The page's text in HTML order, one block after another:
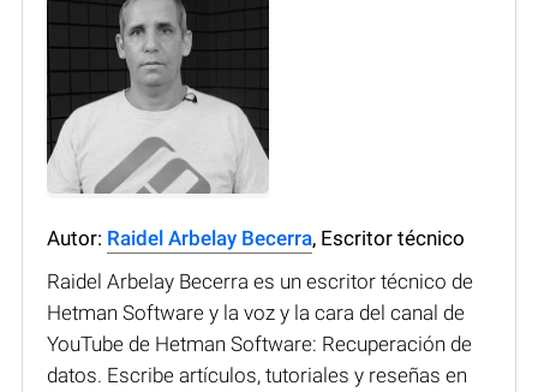
Autor: Raidel Arbelay Becerra, Escritor técnico
Raidel Arbelay Becerra es un escritor técnico de
Hetman Software y la voz y la cara del canal de
YouTube de Hetman Software: Recuperación de
datos. Escribe artículos, tutoriales y reseñas en